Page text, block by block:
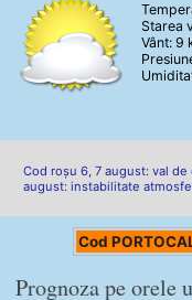
Starea
Vânt: 9
Cod roșu 6, 7 august: val
august: instabilitate
Cod
Prognoza pe orele